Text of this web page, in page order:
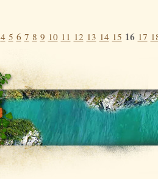
4 5 6 7 8 9 10 11 12 13 14 15 16 17